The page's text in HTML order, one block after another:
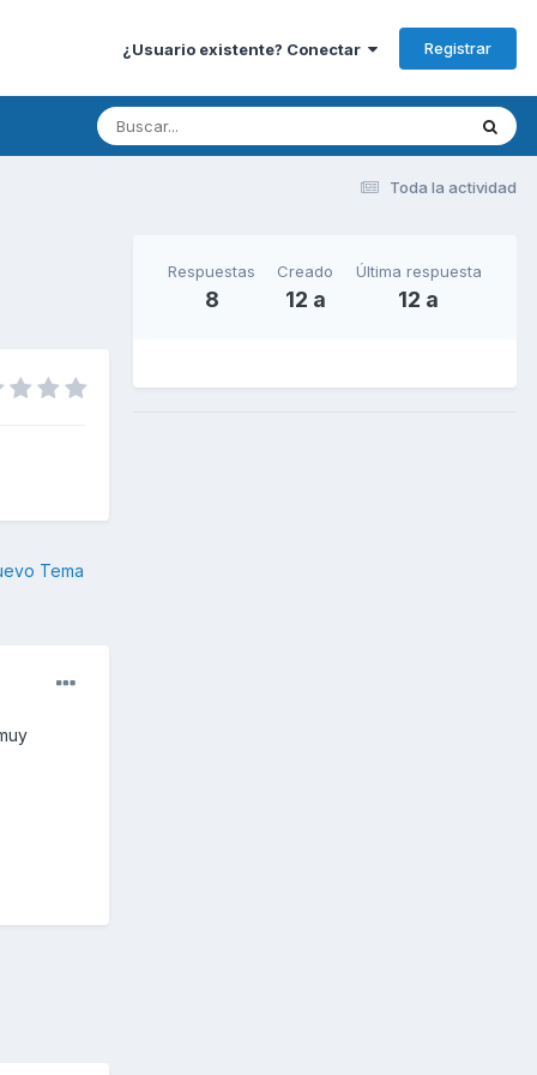
¿Usuario existente? Conectar Registrar
Toda la actividad
Tema
Respuestas
8
Creado
12 a
Última respuesta
12 a